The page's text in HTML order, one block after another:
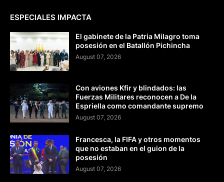
ESPECIALES IMPACTA
El gabinete de la Patria Milagro toma
posesión en el Batallón Pichincha
August 07, 2026
Con aviones Kfir y blindados: las
Fuerzas Militares reconocen a De la
Espriella como comandante supremo
August 07, 2026
Francesca, la FIFA y otros momentos
que no estaban en el guion de la
posesión
August 07, 2026